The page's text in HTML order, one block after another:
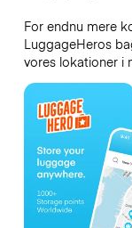
For endnu mere
LuggageHeros
vores lokationer i